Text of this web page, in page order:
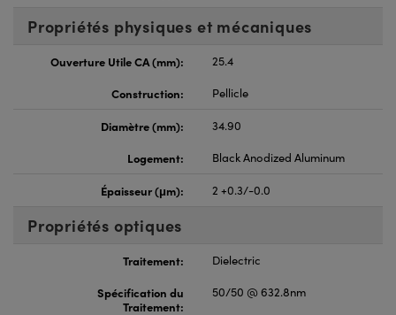
Propriétés physiques et mécaniques
Ouverture Utile CA (mm):
25.4
Construction:
Pellicle
Diamètre (mm):
34.90
Logement:
Black Anodized Aluminum
Épaisseur (μm): 2 +0.3/-0.0
Propriétés optiques
Traitement:
Dielectric
Spécification du
Traitement:
50/50 @ 632.8nm